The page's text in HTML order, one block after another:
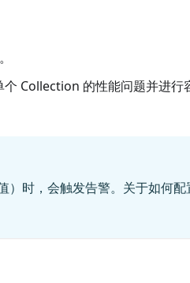
Collection 的性能问题并进行
）时，会触发告警。关于如何配